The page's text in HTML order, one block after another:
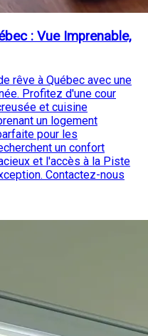
: Vue Imprenable,
rêve à Québec avec une
Profitez d'une cour
et cuisine
un logement
pour les
un confort
et l'accès à la Piste
Contactez-nous